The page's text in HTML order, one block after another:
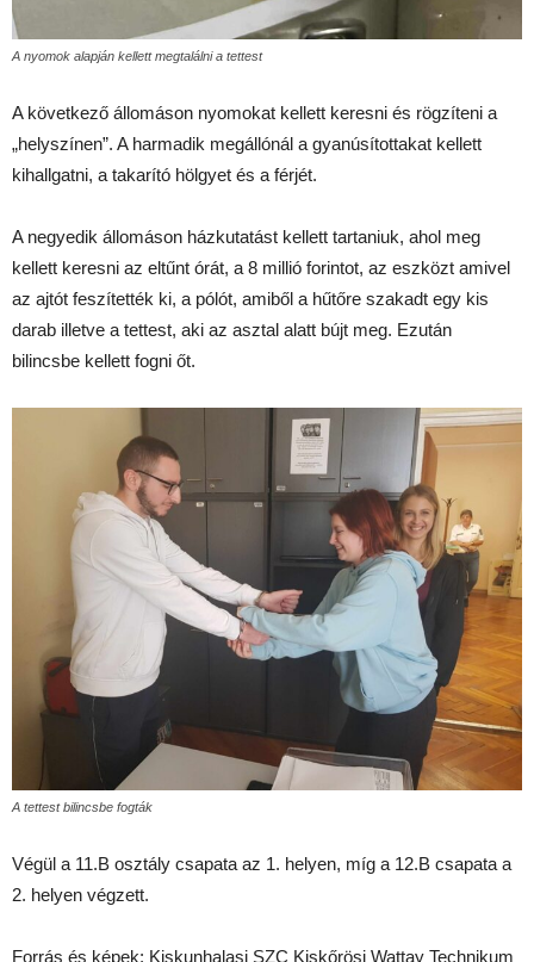
A nyomok alapján kellett megtalálni a tettest
A következő állomáson nyomokat kellett keresni és rögzíteni a
„helyszínen”. A harmadik megállónál a gyanúsítottakat kellett
kihallgatni, a takarító hölgyet és a férjét.
A negyedik állomáson házkutatást kellett tartaniuk, ahol meg
kellett keresni az eltűnt órát, a 8 millió forintot, az eszközt amivel
az ajtót feszítették ki, a pólót, amiből a hűtőre szakadt egy kis
darab illetve a tettest, aki az asztal alatt bújt meg. Ezután
bilincsbe kellett fogni őt.
A tettest bilincsbe fogták
Végül a 11.B osztály csapata az 1. helyen, míg a 12.B csapata a
2. helyen végzett.
Forrás és képek: Kiskunhalasi SZC Kiskőrösi Wattay Technikum